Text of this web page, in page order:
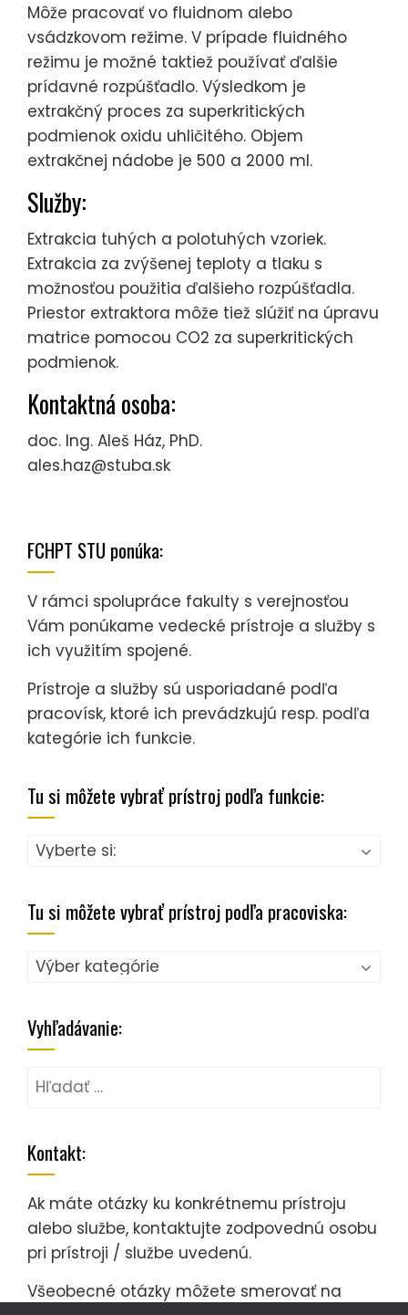
Môže pracovať vo fluidnom alebo
vsádzkovom režime. V prípade fluidného
režimu je možné taktiež používať ďalšie
prídavné rozpúšťadlo. Výsledkom je
extrakčný proces za superkritických
podmienok oxidu uhličitého. Objem
extrakčnej nádobe je 500 a 2000 ml.
Služby:
Extrakcia tuhých a polotuhých vzoriek.
Extrakcia za zvýšenej teploty a tlaku s
možnosťou použitia ďalšieho rozpúšťadla.
Priestor extraktora môže tiež slúžiť na úpravu
matrice pomocou CO2 za superkritických
podmienok.
Kontaktná osoba:
doc. Ing. Aleš Ház, PhD.
ales.haz@stuba.sk
FCHPT STU ponúka:
V rámci spolupráce fakulty s verejnosťou
Vám ponúkame vedecké prístroje a služby s
ich využitím spojené.
Prístroje a služby sú usporiadané podľa
pracovísk, ktoré ich prevádzkujú resp. podľa
kategórie ich funkcie.
Tu si môžete vybrať prístroj podľa funkcie:
Tu si môžete vybrať prístroj podľa pracoviska:
Tu
vybrať
podľa
Vyhľadávanie:
Hľadať:
Kontakt:
Ak máte otázky ku konkrétnemu prístroju
alebo službe, kontaktujte zodpovednú osobu
pri prístroji / službe uvedenú.
Všeobecné otázky môžete smerovať na